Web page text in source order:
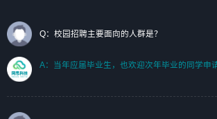
7. 了解或熟悉 WebGL 及相关框架优先。
（岗位人员专职于行业应用解决方案、项目申报方案、投标方
Q：校园招聘主要面向的人群是？
A：当年应届毕业生，也欢迎次年毕业的同学申请